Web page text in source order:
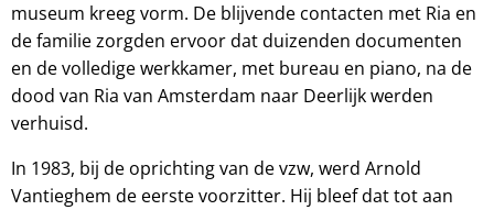
museum kreeg vorm. De blijvende contacten met Ria en
de familie zorgden ervoor dat duizenden documenten
en de volledige werkkamer, met bureau en piano, na de
dood van Ria van Amsterdam naar Deerlijk werden
verhuisd.
In 1983, bij de oprichting van de vzw, werd Arnold
Vantieghem de eerste voorzitter. Hij bleef dat tot aan